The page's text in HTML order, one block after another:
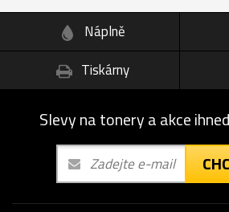
Náplně
Tiskárny
Slevy na tonery a akce